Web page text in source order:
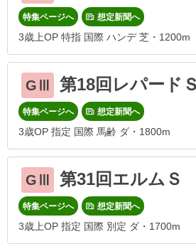
特集ページへ 想定新聞へ
3歳上OP 特指 国際 ハンデ 芝・1200m
GⅢ 第18回レパードＳ
特集ページへ 想定新聞へ
3歳OP 指定 国際 馬齢 ダ・1800m
GⅢ 第31回エルムＳ
特集ページへ 想定新聞へ
3歳上OP 指定 国際 別定 ダ・1700m